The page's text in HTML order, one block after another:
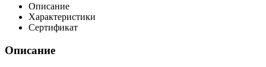
Описание
Характеристики
Сертификат
Описание